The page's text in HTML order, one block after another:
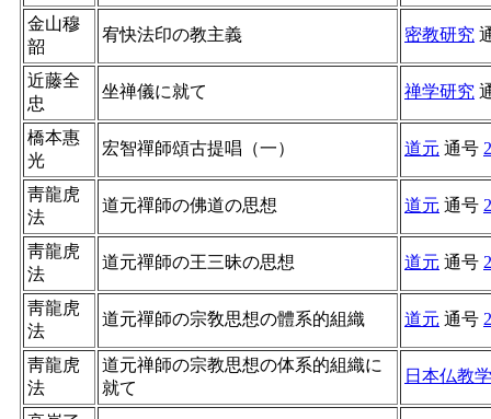
金山穆
韶
宥快法印の教主義 密教研究
近藤全
忠
坐禅儀に就て 禅学研究
橋本惠
光
宏智禪師頌古提唱（一） 道元 通号
靑龍虎
法
道元禪師の佛道の思想 道元 通号
靑龍虎
法
道元禪師の王三昧の思想 道元 通号
靑龍虎
法
道元禪師の宗敎思想の體系的組織 道元 通号
靑龍虎
法
道元禅師の宗教思想の体系的組織に
就て
日本仏教